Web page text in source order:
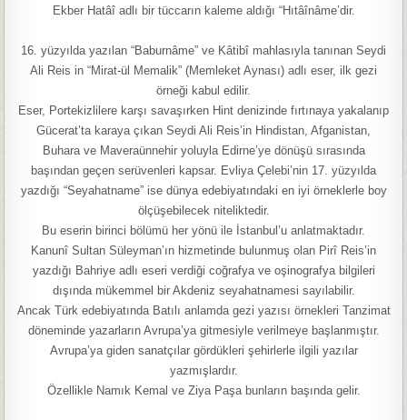
Ekber Hatâî adlı bir tüccarın kaleme aldığı “Hıtâînâme’dir.
16. yüzyılda yazılan “Baburnâme” ve Kâtibî mahlasıyla tanınan Seydi
Ali Reis in “Mirat-ül Memalik” (Memleket Aynası) adlı eser, ilk gezi
örneği kabul edilir.
Eser, Portekizlilere karşı savaşırken Hint denizinde fırtınaya yakalanıp
Gücerat’ta karaya çıkan Seydi Ali Reis’in Hindistan, Afganistan,
Buhara ve Maveraünnehir yoluyla Edirne’ye dönüşü sırasında
başından geçen serüvenleri kapsar. Evliya Çelebi’nin 17. yüzyılda
yazdığı “Seyahatname” ise dünya edebiyatındaki en iyi örneklerle boy
ölçüşebilecek niteliktedir.
Bu eserin birinci bölümü her yönü ile İstanbul’u anlatmaktadır.
Kanunî Sultan Süleyman’ın hizmetinde bulunmuş olan Pirî Reis’in
yazdığı Bahriye adlı eseri verdiği coğrafya ve oşinografya bilgileri
dışında mükemmel bir Akdeniz seyahatnamesi sayılabilir.
Ancak Türk edebiyatında Batılı anlamda gezi yazısı örnekleri Tanzimat
döneminde yazarların Avrupa’ya gitmesiyle verilmeye başlanmıştır.
Avrupa’ya giden sanatçılar gördükleri şehirlerle ilgili yazılar
yazmışlardır.
Özellikle Namık Kemal ve Ziya Paşa bunların başında gelir.